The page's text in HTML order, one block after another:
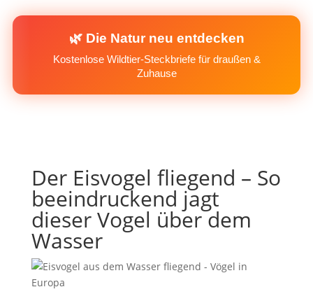
🌿 Die Natur neu entdecken
Kostenlose Wildtier-Steckbriefe für draußen &
Zuhause
Der Eisvogel fliegend – So
beeindruckend jagt
dieser Vogel über dem
Wasser